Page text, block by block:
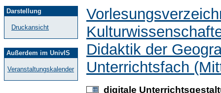
Darstellung
Druckansicht
Außerdem im UnivIS
Veranstaltungskalender
Didaktik der
Unterrichtsfach
digitale